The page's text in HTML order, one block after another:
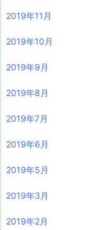
2019年11月
2019年10月
2019年9月
2019年8月
2019年7月
2019年6月
2019年5月
2019年3月
2019年2月